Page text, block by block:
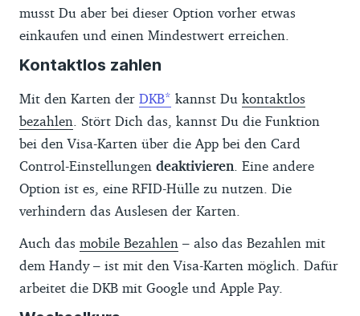
musst Du aber bei dieser Option vorher etwas
einkaufen und einen Mindestwert erreichen.
Kontaktlos zahlen
Mit den Karten der DKB kannst Du kontaktlos
bezahlen. Stört Dich das, kannst Du die Funktion
bei den Visa-Karten über die App bei den Card
Control-Einstellungen deaktivieren. Eine andere
Option ist es, eine RFID-Hülle zu nutzen. Die
verhindern das Auslesen der Karten.
Auch das mobile Bezahlen – also das Bezahlen mit
dem Handy – ist mit den Visa-Karten möglich. Dafür
arbeitet die DKB mit Google und Apple Pay.